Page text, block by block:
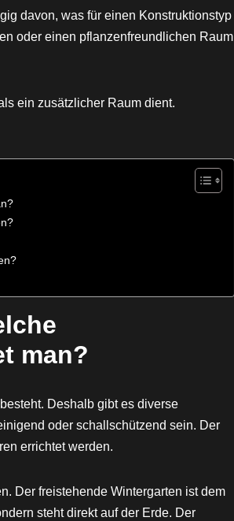
davon, was für einen Konstruktionstyp
oder einen pflanzenfreundlichen Raum
ein zusätzlicher Raum dient.
man?
Deshalb gibt es diverse
oder schallschützend sein. Der
errichtet werden.
Der freistehende Wintergarten ist dem
steht direkt auf der Erde. Der